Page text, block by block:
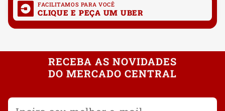
FACILITAMOS PARA VOCÊ
CLIQUE E PEÇA UM UBER
RECEBA AS NOVIDADES
DO MERCADO CENTRAL